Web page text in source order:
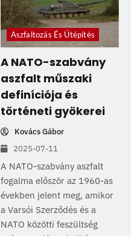
Aszfaltozás És Útépítés
A NATO-szabvány
aszfalt műszaki
definíciója és
történeti gyökerei
Kovács Gábor
2025-07-11
A NATO-szabvány aszfalt
fogalma először az 1960-as
években jelent meg, amikor
a Varsói Szerződés és a
NATO közötti feszültség